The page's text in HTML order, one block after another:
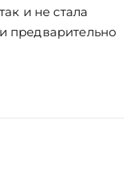
и не стала
предварительно